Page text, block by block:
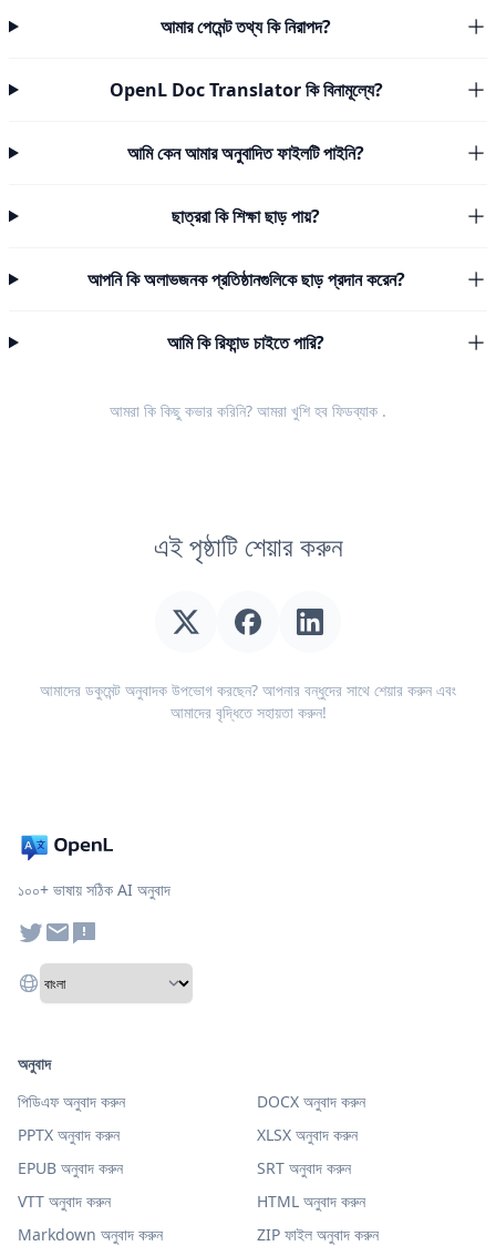
আমার পেমেন্ট তথ্য কি নিরাপদ?
OpenL Doc Translator কি বিনামূল্যে?
আমি কেন আমার অনুবাদিত ফাইলটি পাইনি?
ছাত্ররা কি শিক্ষা ছাড় পায়?
আপনি কি অলাভজনক প্রতিষ্ঠানগুলিকে ছাড় প্রদান করেন?
আমি কি রিফান্ড চাইতে পারি?
আমরা কি কিছু কভার করিনি? আমরা খুশি হব ফিডব্যাক .
এই পৃষ্ঠাটি শেয়ার করুন
আমাদের ডকুমেন্ট অনুবাদক উপভোগ করছেন? আপনার বন্ধুদের সাথে শেয়ার করুন এবং
আমাদের বৃদ্ধিতে সহায়তা করুন!
১০০+ ভাষায় সঠিক AI অনুবাদ
অনুবাদ
পিডিএফ অনুবাদ করুন
DOCX অনুবাদ করুন
PPTX অনুবাদ করুন
XLSX অনুবাদ করুন
EPUB অনুবাদ করুন
SRT অনুবাদ করুন
VTT অনুবাদ করুন
HTML অনুবাদ করুন
Markdown অনুবাদ করুন
ZIP ফাইল অনুবাদ করুন